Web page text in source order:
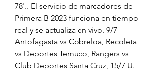
78'.. El servicio de marcadores de
Primera B 2023 funciona en tiempo
real y se actualiza en vivo. 9/7
Antofagasta vs Cobreloa, Recoleta
vs Deportes Temuco, Rangers vs
Club Deportes Santa Cruz, 15/7 U.